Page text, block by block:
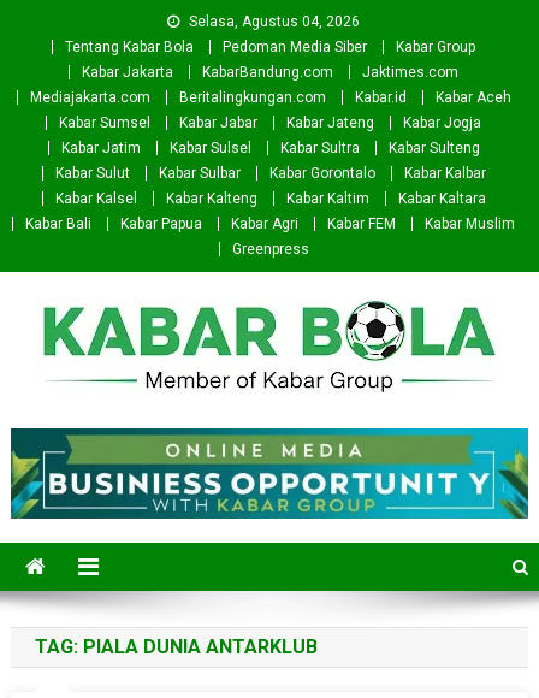
Selasa, Agustus 04, 2026
Tentang Kabar Bola
Pedoman Media Siber
Kabar Group
Kabar Jakarta
KabarBandung.com
Jaktimes.com
Mediajakarta.com
Beritalingkungan.com Kabar.id
Kabar Aceh
Kabar Sumsel
Kabar Jabar Kabar Jateng
Kabar Jogja
Kabar Jatim
Kabar Sulsel Kabar Sultra
Kabar Sulteng
Kabar Sulut
Kabar Sulbar Kabar Gorontalo
Kabar Kalbar
Kabar Kalsel
Kabar Kalteng Kabar Kaltim
Kabar Kaltara
Kabar Bali
Kabar Papua Kabar Agri Kabar FEM
Kabar Muslim
Greenpress
Kabar Bola
TAG: PIALA DUNIA ANTARKLUB